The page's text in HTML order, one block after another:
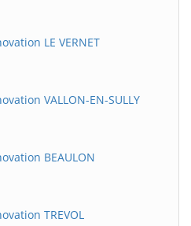
LE VERNET
VALLON-EN-SULLY
BEAULON
TREVOL